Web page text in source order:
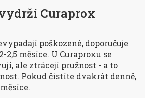
Curaprox
poškozené, doporučuje
2,5 měsíce. U Curaproxu se
ale ztrácejí pružnost - a to
Pokud čistíte dvakrát denně,